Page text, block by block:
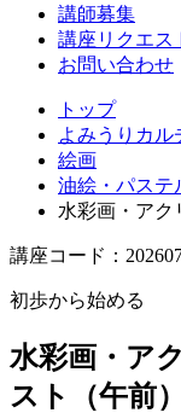
講師募集
講座リクエス
お問い合わせ
トップ
よみうりカル
絵画
油絵・パステ
水彩画・アク
講座コード：
初歩から始める
水彩画・ア
スト（午前）